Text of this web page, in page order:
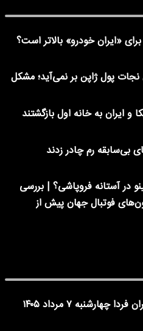
«ایران خودرو» بالاتر است؟
پول ژاپن بر نمی‌آید؛ مشکل
و ایران به خانه اول بازگشتند
بی‌سابقه رم چادر زدند
در آستانه فروپاشی؟ | بررسی
فوتبال جهان پیش از
فوری | ادارات تهران فردا چهارشنبه ۷ مرداد ۱۴۰۵